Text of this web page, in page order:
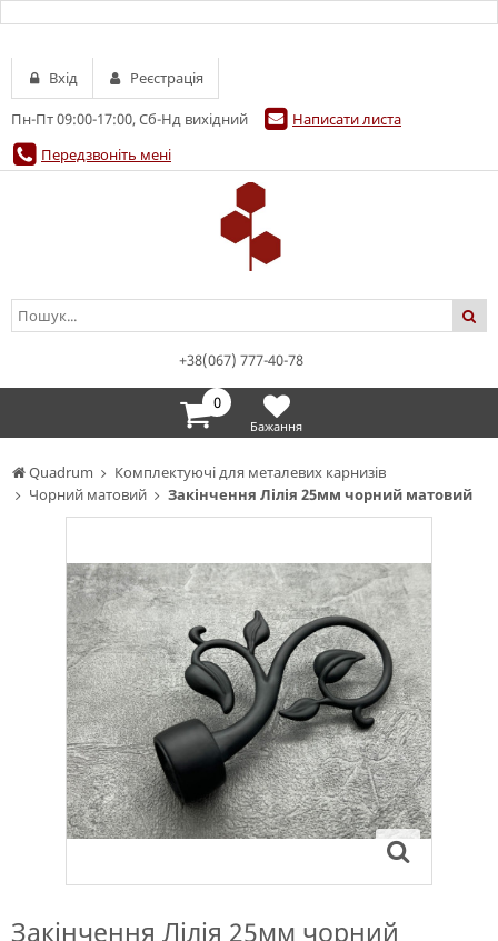
Quadrum
Комплектуючі для металевих карнизів
Чорний матовий
Закінчення Лілія 25мм чорний матовий
Закінчення Лілія 25мм чорний
Пн-Пт 09:00-17:00, Сб-Нд вихідний
Написати листа
Передзвоніть мені
Вхід Реєстрація
+38(067) 777-40-78
0
Бажання